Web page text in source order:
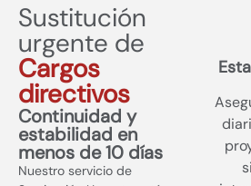
Sustitución
urgente de
Cargos
directivos
Continuidad y
estabilidad en
menos de 10 días
Nuestro servicio de